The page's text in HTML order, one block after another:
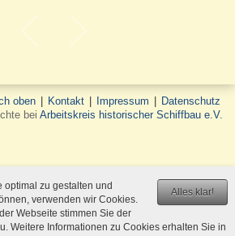
oben Kontakt Impressum
Datenschutz
bei Arbeitskreis historischer Schiffbau e.V.
Alles klar!
optimal zu gestalten und
verwenden wir Cookies.
Webseite stimmen Sie der
Weitere Informationen zu Cookies erhalten Sie in